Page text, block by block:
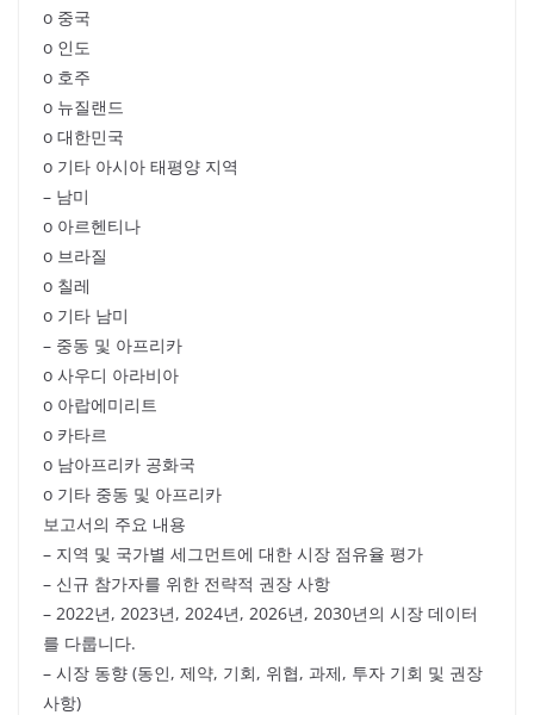
o 중국
o 인도
o 호주
o 뉴질랜드
o 대한민국
o 기타 아시아 태평양 지역
– 남미
o 아르헨티나
o 브라질
o 칠레
o 기타 남미
– 중동 및 아프리카
o 사우디 아라비아
o 아랍에미리트
o 카타르
o 남아프리카 공화국
o 기타 중동 및 아프리카
보고서의 주요 내용
– 지역 및 국가별 세그먼트에 대한 시장 점유율 평가
– 신규 참가자를 위한 전략적 권장 사항
– 2022년, 2023년, 2024년, 2026년, 2030년의 시장 데이터
를 다룹니다.
– 시장 동향 (동인, 제약, 기회, 위협, 과제, 투자 기회 및 권장
사항)